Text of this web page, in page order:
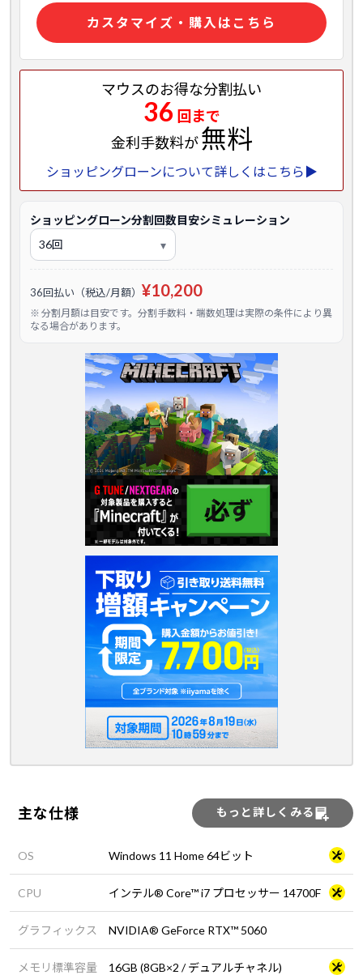
カスタマイズ・購入はこちら
マウスのお得な分割払い
36 回まで
金利手数料が無料
ショッピングローンについて詳しくはこちら▶
ショッピングローン分割回数目安シミュレーション
36回払い（税込/月額） ¥10,200
※ 分割月額は目安です。分割手数料・端数処理は実際の条件により異
なる場合があります。
主な仕様 もっと詳しくみる
OS Windows 11 Home 64ビット
CPU インテル® Core™ i7 プロセッサー 14700F
グラフィックス NVIDIA® GeForce RTX™ 5060
メモリ標準容量 16GB (8GB×2 / デュアルチャネル)